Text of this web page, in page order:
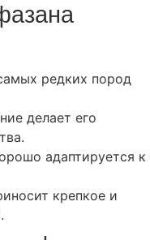
редких пород
делает его
адаптируется к
крепкое и